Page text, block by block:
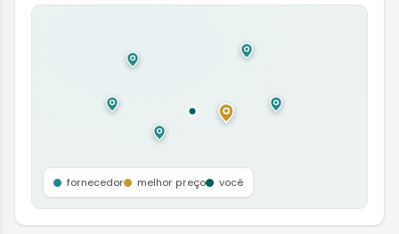
fornecedor melhor preço você